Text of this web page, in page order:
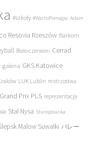
#szkoły #WartoPomagac Adam
Resovia Rzeszów Barkom
Biało-czerwoni Cerrad
galeria GKS Katowice
LUK Lublin mistrzostwa
Prix PLS reprezentacja
Stal Nysa Staropolanka
Malow Suwałki バレー